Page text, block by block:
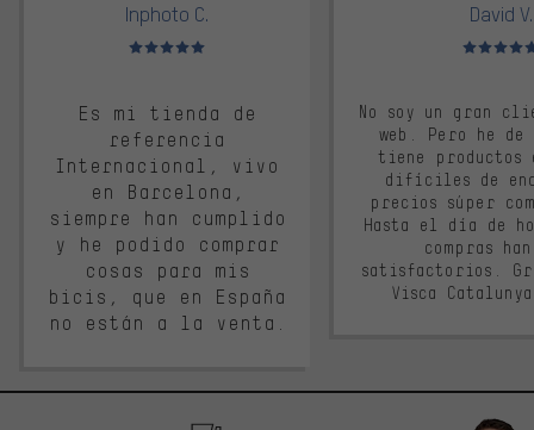
Inphoto C.
Valoración media: 5 de 5
Es mi tienda de
referencia
Internacional, vivo
en Barcelona,
siempre han cumplido
y he podido comprar
cosas para mis
bicis, que en España
no están a la venta.
David V.
Valoración
No soy un gran
web. Pero he
tiene productos
difíciles de
precios súper
Hasta el día de
compras
satisfactorios.
Visca